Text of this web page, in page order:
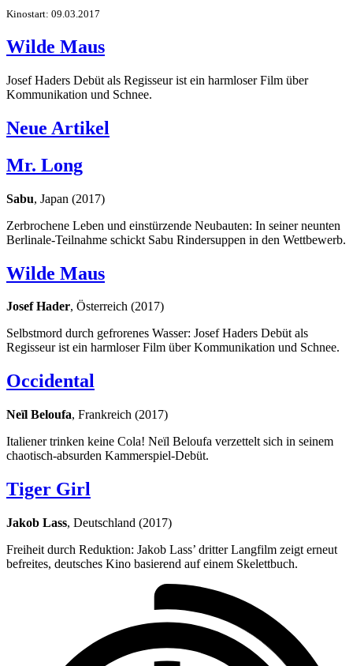
Kinostart: 09.03.2017
Wilde Maus
Josef Haders Debüt als Regisseur ist ein harmloser Film über
Kommunikation und Schnee.
Neue Artikel
Mr. Long
Sabu, Japan (2017)
Zerbrochene Leben und einstürzende Neubauten: In seiner neunten
Berlinale-Teilnahme schickt Sabu Rindersuppen in den Wettbewerb.
Wilde Maus
Josef Hader, Österreich (2017)
Selbstmord durch gefrorenes Wasser: Josef Haders Debüt als
Regisseur ist ein harmloser Film über Kommunikation und Schnee.
Occidental
Neïl Beloufa, Frankreich (2017)
Italiener trinken keine Cola! Neïl Beloufa verzettelt sich in seinem
chaotisch-absurden Kammerspiel-Debüt.
Tiger Girl
Jakob Lass, Deutschland (2017)
Freiheit durch Reduktion: Jakob Lass’ dritter Langfilm zeigt erneut
befreites, deutsches Kino basierend auf einem Skelettbuch.